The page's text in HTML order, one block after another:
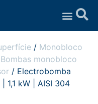
/ Monobloco
monobloco
/ Electrobomba
1,1 kW | AISI 304